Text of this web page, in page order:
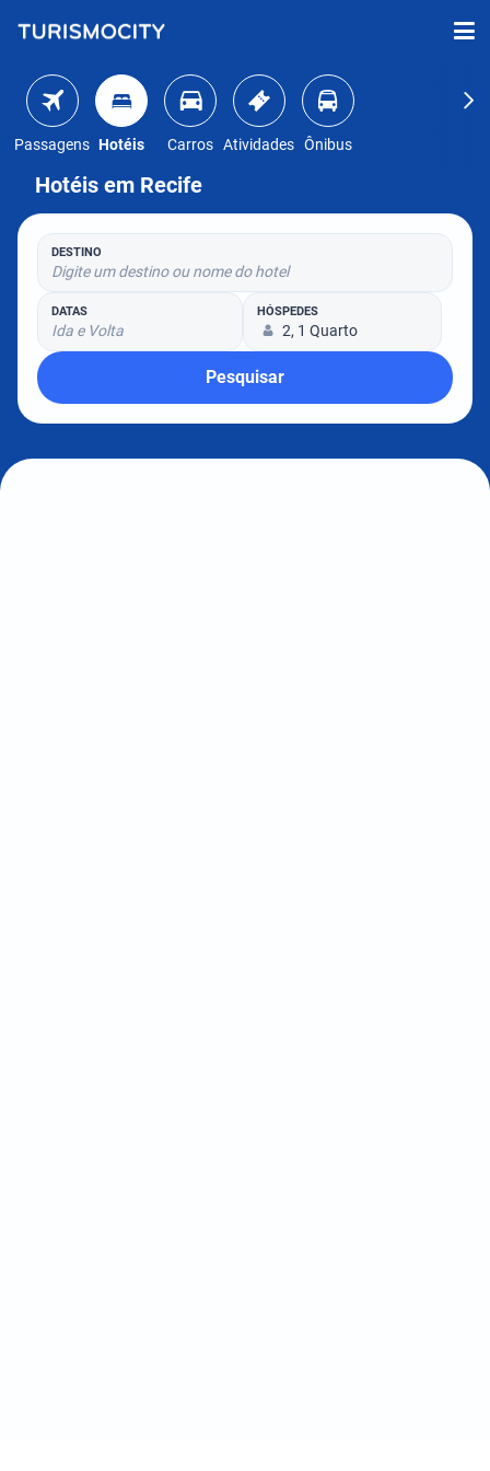
Passagens Hotéis Carros Atividades Ônibus
Hotéis em Recife
DESTINO
Digite um destino ou nome do hotel
DATAS
Ida e Volta
HÓSPEDES
2, 1 Quarto
Pesquisar